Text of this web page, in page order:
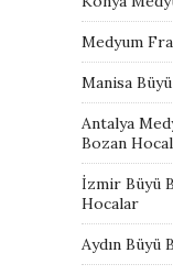
Medyum
Manisa
Antalya
Bozan
İzmir Büyü
Hocalar
Aydın Büyü